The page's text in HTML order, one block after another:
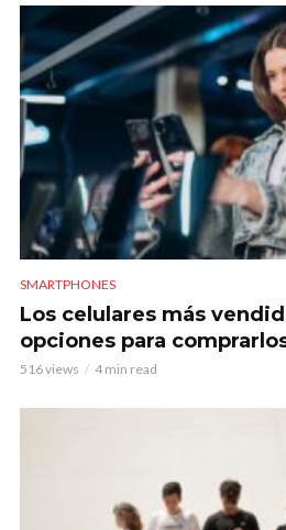
SMARTPHONES
Los celulares más
opciones para
516 views 4 min read